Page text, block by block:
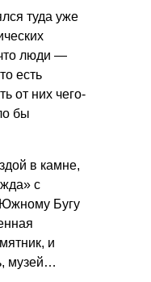
туда уже
люди —
есть
от них чего-
бы
в камне,
с
Бугу
и
музей…